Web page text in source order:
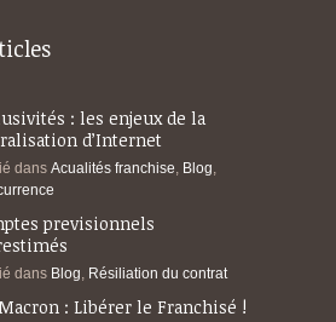
: les enjeux de la
d’Internet
dans Acualités franchise Blog
previsionnels
dans Blog Résiliation du contrat
: Libérer le Franchisé !